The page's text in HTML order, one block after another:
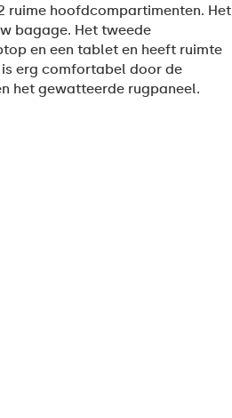
ruime hoofdcompartimenten. Het
bagage. Het tweede
en een tablet en heeft ruimte
is erg comfortabel door de
het gewatteerde rugpaneel.